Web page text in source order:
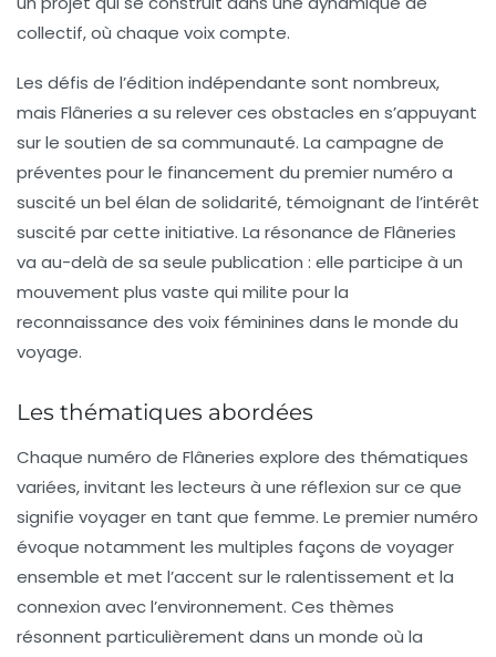
collectif, où chaque voix compte.
Les défis de l’édition indépendante sont nombreux,
mais Flâneries a su relever ces obstacles en s’appuyant
sur le soutien de sa communauté. La campagne de
préventes pour le financement du premier numéro a
suscité un bel élan de solidarité, témoignant de l’intérêt
suscité par cette initiative. La résonance de Flâneries
va au-delà de sa seule publication : elle participe à un
mouvement plus vaste qui milite pour la
reconnaissance des voix féminines dans le monde du
voyage.
Les thématiques abordées
Chaque numéro de Flâneries explore des thématiques
variées, invitant les lecteurs à une réflexion sur ce que
signifie voyager en tant que femme. Le premier numéro
évoque notamment les multiples façons de voyager
ensemble et met l’accent sur le ralentissement et la
connexion avec l’environnement. Ces thèmes
résonnent particulièrement dans un monde où la